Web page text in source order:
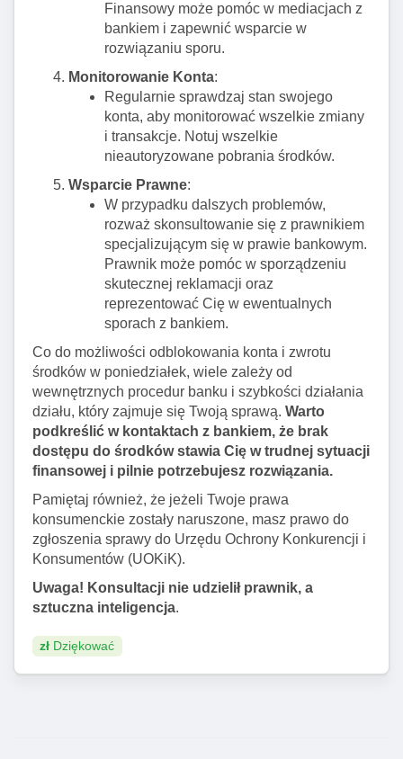
Finansowy może pomóc w mediacjach z
bankiem i zapewnić wsparcie w
rozwiązaniu sporu.
Monitorowanie Konta:
Regularnie sprawdzaj stan swojego
konta, aby monitorować wszelkie zmiany
i transakcje. Notuj wszelkie
nieautoryzowane pobrania środków.
Wsparcie Prawne:
W przypadku dalszych problemów,
rozważ skonsultowanie się z prawnikiem
specjalizującym się w prawie bankowym.
Prawnik może pomóc w sporządzeniu
skutecznej reklamacji oraz
reprezentować Cię w ewentualnych
sporach z bankiem.
Co do możliwości odblokowania konta i zwrotu
środków w poniedziałek, wiele zależy od
wewnętrznych procedur banku i szybkości działania
działu, który zajmuje się Twoją sprawą. Warto
podkreślić w kontaktach z bankiem, że brak
dostępu do środków stawia Cię w trudnej sytuacji
finansowej i pilnie potrzebujesz rozwiązania.
Pamiętaj również, że jeżeli Twoje prawa
konsumenckie zostały naruszone, masz prawo do
zgłoszenia sprawy do Urzędu Ochrony Konkurencji i
Konsumentów (UOKiK).
Uwaga! Konsultacji nie udzielił prawnik, a
sztuczna inteligencja.
zł Dziękować